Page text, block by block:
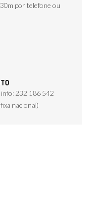
por telefone ou
232 186 542
nacional)